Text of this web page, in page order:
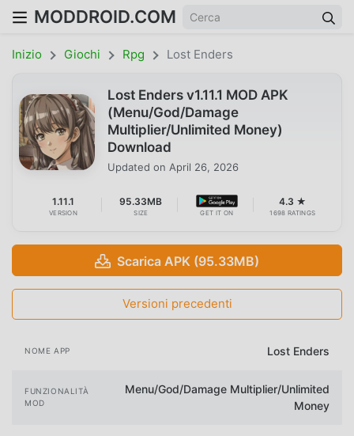
MODDROID.COM
Inizio Giochi Rpg Lost Enders
Lost Enders v1.11.1 MOD APK
(Menu/God/Damage
Multiplier/Unlimited Money)
Download
Updated on April 26, 2026
1.11.1
VERSION
95.33MB
SIZE GET IT ON
4.3 ★
1698 RATINGS
Scarica APK (95.33MB)
Versioni precedenti
NOME APP Lost Enders
FUNZIONALITÀ
MOD
Menu/God/Damage Multiplier/Unlimited
Money